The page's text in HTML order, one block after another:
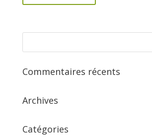
Commentaires récents
Archives
Catégories